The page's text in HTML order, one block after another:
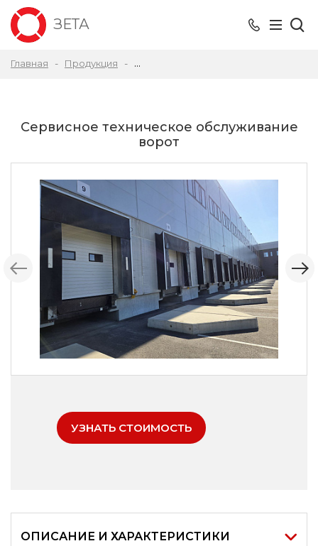
ЗЕТА
Главная Продукция Ремонт промышленных подъемно
Сервисное техническое обслуживание
ворот
УЗНАТЬ СТОИМОСТЬ
ОПИСАНИЕ И ХАРАКТЕРИСТИКИ